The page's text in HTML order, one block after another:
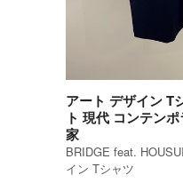
アート デザイン T
ト 現代 コンテン
家
BRIDGE feat.
イン Tシャツ